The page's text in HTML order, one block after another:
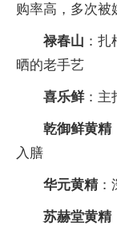
购率高，多次被
禄春山 ：
晒的老手艺
喜乐鲜：主
乾御鲜黄精
入膳
华元黄精：
苏赫堂黄精